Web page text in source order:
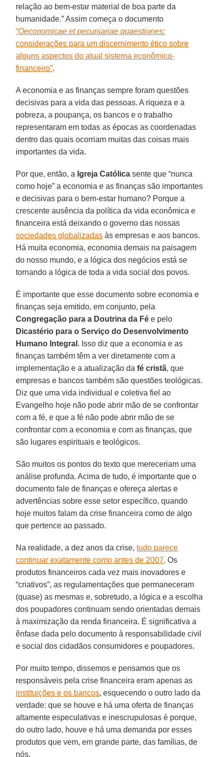
relação ao bem-estar material de boa parte da
humanidade.” Assim começa o documento
“Oeconomicae et pecuniariae quaestiones:
considerações para um discernimento ético sobre
alguns aspectos do atual sistema econômico-
financeiro”.
A economia e as finanças sempre foram questões
decisivas para a vida das pessoas. A riqueza e a
pobreza, a poupança, os bancos e o trabalho
representaram em todas as épocas as coordenadas
dentro das quais ocorriam muitas das coisas mais
importantes da vida.
Por que, então, a Igreja Católica sente que “nunca
como hoje” a economia e as finanças são importantes
e decisivas para o bem-estar humano? Porque a
crescente ausência da política da vida econômica e
financeira está deixando o governo das nossas
sociedades globalizadas às empresas e aos bancos.
Há muita economia, economia demais na paisagem
do nosso mundo, e a lógica dos negócios está se
tornando a lógica de toda a vida social dos povos.
É importante que esse documento sobre economia e
finanças seja emitido, em conjunto, pela
Congregação para a Doutrina da Fé e pelo
Dicastério para o Serviço do Desenvolvimento
Humano Integral . Isso diz que a economia e as
finanças também têm a ver diretamente com a
implementação e a atualização dafé cristã, que
empresas e bancos também são questões teológicas.
Diz que uma vida individual e coletiva fiel ao
Evangelho hoje não pode abrir mão de se confrontar
com a fé, e que a fé não pode abrir mão de se
confrontar com a economia e com as finanças, que
são lugares espirituais e teológicos.
São muitos os pontos do texto que mereceriam uma
análise profunda. Acima de tudo, é importante que o
documento fale de finanças e ofereça alertas e
advertências sobre esse setor específico, quando
hoje muitos falam da crise financeira como de algo
que pertence ao passado.
Na realidade, a dez anos da crise,tudo parece
continuar exatamente como antes de 2007. Os
produtos financeiros cada vez mais inovadores e
“criativos”, as regulamentações que permaneceram
(quase) as mesmas e, sobretudo, a lógica e a escolha
dos poupadores continuam sendo orientadas demais
à maximização da renda financeira. É significativa a
ênfase dada pelo documento à responsabilidade civil
e social dos cidadãos consumidores e poupadores.
Por muito tempo, dissemos e pensamos que os
responsáveis pela crise financeira eram apenas as
instituições e os bancos, esquecendo o outro lado da
verdade: que se houve e há uma oferta de finanças
altamente especulativas e inescrupulosas é porque,
do outro lado, houve e há uma demanda por esses
produtos que vem, em grande parte, das famílias, de
nós.